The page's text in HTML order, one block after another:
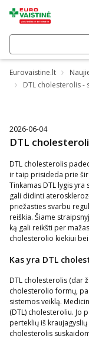
Eurovaistine.lt
DTL cholesterolis -
2026-06-04
DTL
DTL cholesterolis
ir taip prisideda prie
Tinkamas DTL lygis
gali didinti
priežasties svarbu
reiškia. Šiame
ką gali reikšti per
cholesterolio kiekiui
Kas yra DTL
DTL cholesterolis (dar
cholesterolio formų,
sistemos veiklą.
(DTL) cholesteroliu. Jo
perteklių iš
cholesterolis